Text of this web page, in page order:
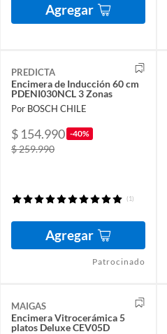
Agregar
PREDICTA
Encimera de Inducción 60 cm
PDENI030NCL 3 Zonas
Por BOSCH CHILE
$ 154.990 -40%
$ 259.990
(1)
Agregar
Patrocinado
MAIGAS
Encimera Vitrocerámica 5
platos Deluxe CEV05D